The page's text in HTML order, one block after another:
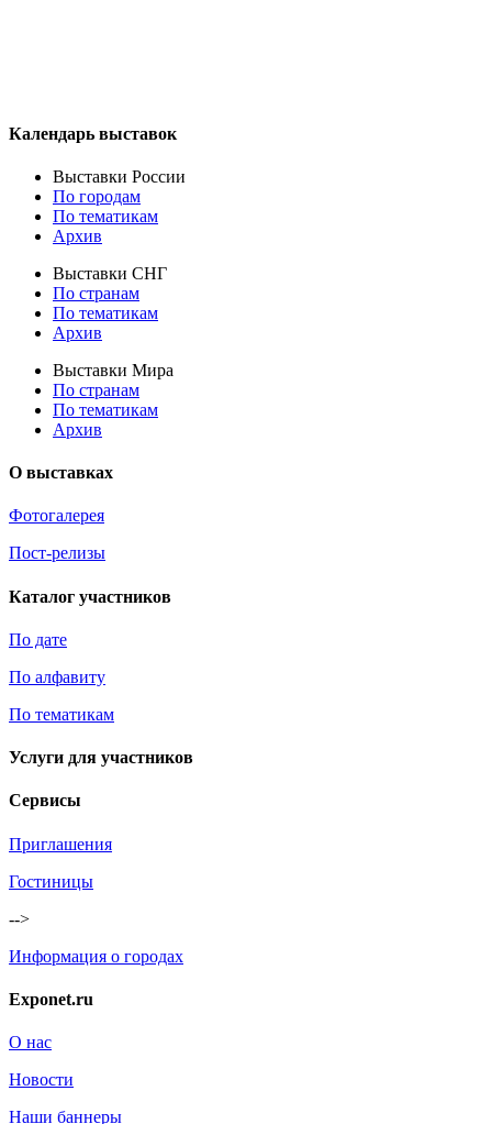
Календарь выставок
Выставки России
По городам
По тематикам
Архив
Выставки СНГ
По странам
По тематикам
Архив
Выставки Мира
По странам
По тематикам
Архив
О выставках
Фотогалерея
Пост-релизы
Каталог участников
По дате
По алфавиту
По тематикам
Услуги для участников
Сервисы
Приглашения
Гостиницы
-->
Информация о городах
Exponet.ru
О нас
Новости
Наши баннеры